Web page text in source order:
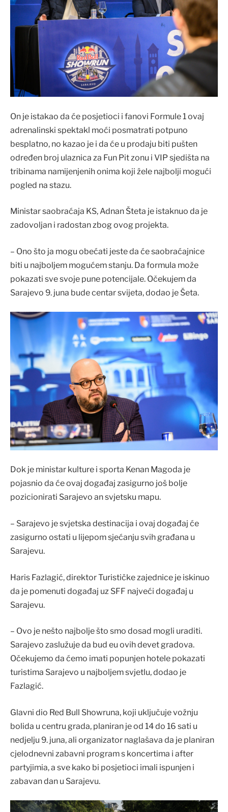
On je istakao da će posjetioci i fanovi Formule 1 ovaj
adrenalinski spektakl moći posmatrati potpuno
besplatno, no kazao je i da će u prodaju biti pušten
određen broj ulaznica za Fun Pit zonu i VIP sjedišta na
tribinama namijenjenih onima koji žele najbolji mogući
pogled na stazu.
Ministar saobraćaja KS, Adnan Šteta je istaknuo da je
zadovoljan i radostan zbog ovog projekta.
– Ono što ja mogu obećati jeste da će saobraćajnice
biti u najboljem mogućem stanju. Da formula može
pokazati sve svoje pune potencijale. Očekujem da
Sarajevo 9. juna bude centar svijeta, dodao je Šeta.
Dok je ministar kulture i sporta Kenan Magoda je
pojasnio da će ovaj događaj zasigurno još bolje
pozicionirati Sarajevo an svjetsku mapu.
– Sarajevo je svjetska destinacija i ovaj događaj će
zasigurno ostati u lijepom sjećanju svih građana u
Sarajevu.
Haris Fazlagić, direktor Turističke zajednice je iskinuo
da je pomenuti događaj uz SFF najveći događaj u
Sarajevu.
– Ovo je nešto najbolje što smo dosad mogli uraditi.
Sarajevo zaslužuje da bud eu ovih devet gradova.
Očekujemo da ćemo imati popunjen hotele pokazati
turistima Sarajevo u najboljem svjetlu, dodao je
Fazlagić.
Glavni dio Red Bull Showruna, koji uključuje vožnju
bolida u centru grada, planiran je od 14 do 16 sati u
nedjelju 9. juna, ali organizator naglašava da je planiran
cjelodnevni zabavni program s koncertima i after
partyjimia, a sve kako bi posjetioci imali ispunjen i
zabavan dan u Sarajevu.